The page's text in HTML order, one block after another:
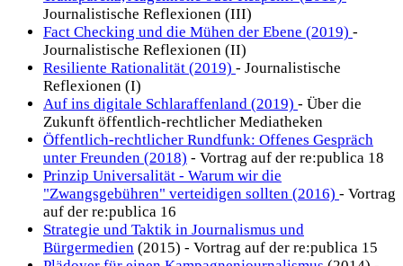
Journalistische Reflexionen (III)
Fact Checking und die Mühen der Ebene (2019) -
Journalistische Reflexionen (II)
Resiliente Rationalität (2019) - Journalistische
Reflexionen (I)
Auf ins digitale Schlaraffenland (2019) - Über die
Zukunft öffentlich-rechtlicher Mediatheken
Öffentlich-rechtlicher Rundfunk: Offenes Gespräch
unter Freunden (2018) - Vortrag auf der re:publica 18
Prinzip Universalität - Warum wir die
"Zwangsgebühren" verteidigen sollten (2016) - Vortrag
auf der re:publica 16
Strategie und Taktik in Journalismus und
Bürgermedien (2015) - Vortrag auf der re:publica 15